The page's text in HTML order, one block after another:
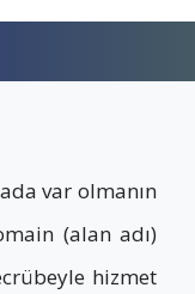
var olmanın
(alan adı)
hizmet